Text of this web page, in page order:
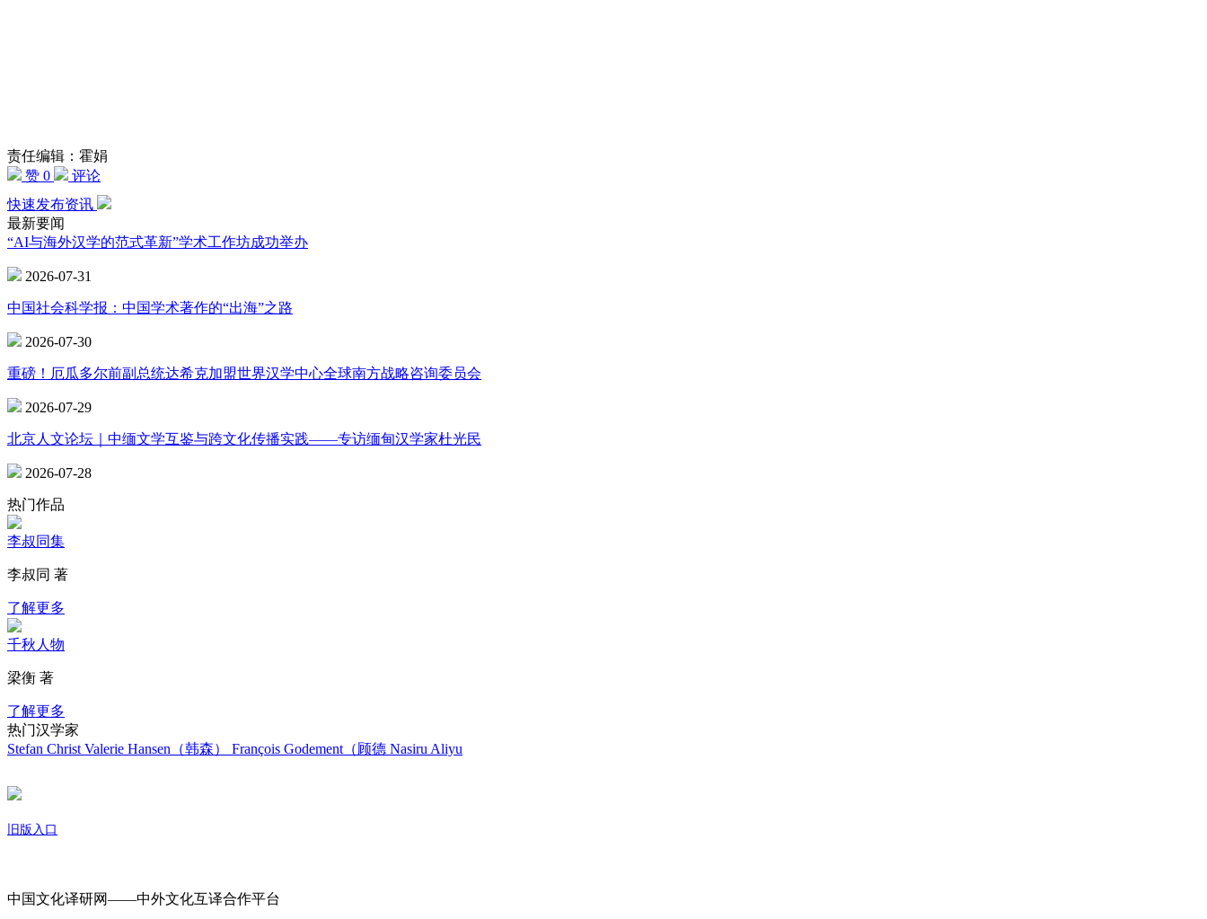
责任编辑：霍娟
赞 0
评论
快速发布资讯
最新要闻
“AI与海外汉学的范式革新”学术工作坊成功举办
2026-07-31
中国社会科学报：中国学术著作的“出海”之路
2026-07-30
重磅！厄瓜多尔前副总统达希克加盟世界汉学中心全球南方战略咨询委员会
2026-07-29
北京人文论坛｜中缅文学互鉴与跨文化传播实践——专访缅甸汉学家杜光民
2026-07-28
热门作品
李叔同集
李叔同 著
了解更多
千秋人物
梁衡 著
了解更多
热门汉学家
Stefan Christ Valerie Hansen（韩森） François Godement（顾德 Nasiru Aliyu
旧版入口
中国文化译研网——中外文化互译合作平台